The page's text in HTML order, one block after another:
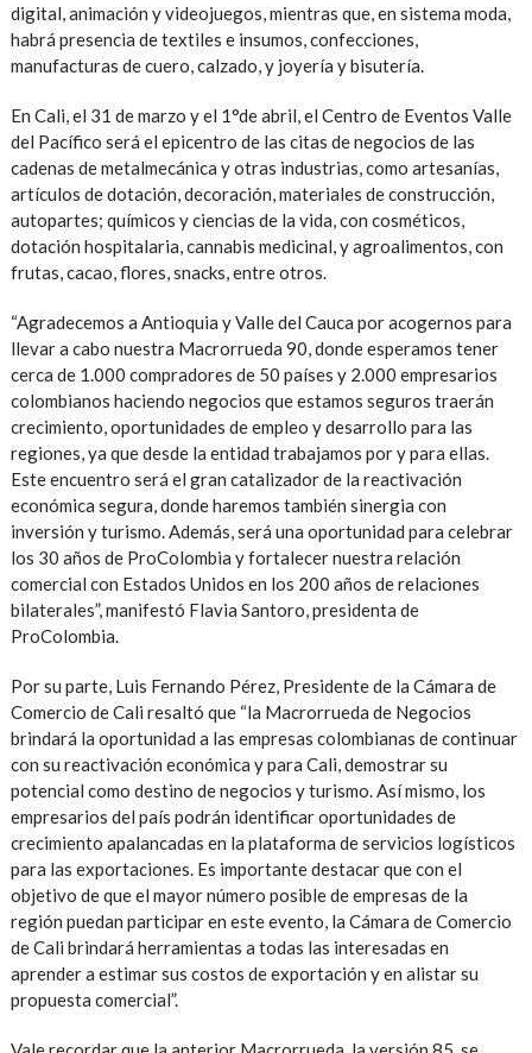
digital, animación y videojuegos, mientras que, en sistema moda,
habrá presencia de textiles e insumos, confecciones,
manufacturas de cuero, calzado, y joyería y bisutería.
En Cali, el 31 de marzo y el 1°de abril, el Centro de Eventos Valle
del Pacífico será el epicentro de las citas de negocios de las
cadenas de metalmecánica y otras industrias, como artesanías,
artículos de dotación, decoración, materiales de construcción,
autopartes; químicos y ciencias de la vida, con cosméticos,
dotación hospitalaria, cannabis medicinal, y agroalimentos, con
frutas, cacao, flores, snacks, entre otros.
“Agradecemos a Antioquia y Valle del Cauca por acogernos para
llevar a cabo nuestra Macrorrueda 90, donde esperamos tener
cerca de 1.000 compradores de 50 países y 2.000 empresarios
colombianos haciendo negocios que estamos seguros traerán
crecimiento, oportunidades de empleo y desarrollo para las
regiones, ya que desde la entidad trabajamos por y para ellas.
Este encuentro será el gran catalizador de la reactivación
económica segura, donde haremos también sinergia con
inversión y turismo. Además, será una oportunidad para celebrar
los 30 años de ProColombia y fortalecer nuestra relación
comercial con Estados Unidos en los 200 años de relaciones
bilaterales”, manifestó Flavia Santoro, presidenta de
ProColombia.
Por su parte, Luis Fernando Pérez, Presidente de la Cámara de
Comercio de Cali resaltó que “la Macrorrueda de Negocios
brindará la oportunidad a las empresas colombianas de continuar
con su reactivación económica y para Cali, demostrar su
potencial como destino de negocios y turismo. Así mismo, los
empresarios del país podrán identificar oportunidades de
crecimiento apalancadas en la plataforma de servicios logísticos
para las exportaciones. Es importante destacar que con el
objetivo de que el mayor número posible de empresas de la
región puedan participar en este evento, la Cámara de Comercio
de Cali brindará herramientas a todas las interesadas en
aprender a estimar sus costos de exportación y en alistar su
propuesta comercial”.